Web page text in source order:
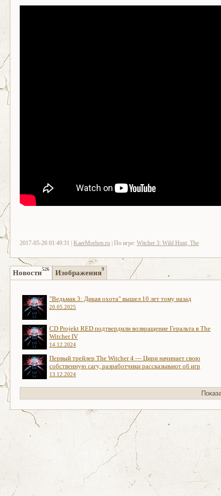
2017-05-26 01:49:31 | KaerMorhen.ru | По игре: Witcher 3: Wild Hunt, The
Новости526 Изображения9
"Ведьмак 3: Дикая охота" вышел 10 лет тому назад
20.05.2025
CD Projekt RED подтвердили возвращение Геральта в The
Witcher IV
14.12.2024
Первый трейлер The Witcher 4 — Цири начинает свою
собственную сагу, разработчики рассказывают об игр
13.12.2024